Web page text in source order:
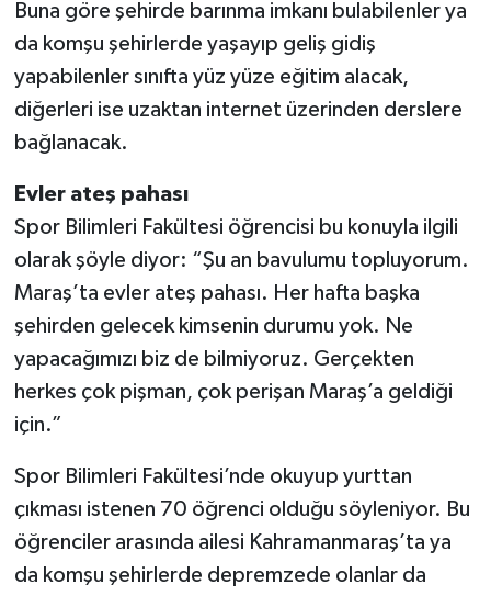
Buna göre şehirde barınma imkanı bulabilenler ya
da komşu şehirlerde yaşayıp geliş gidiş
yapabilenler sınıfta yüz yüze eğitim alacak,
diğerleri ise uzaktan internet üzerinden derslere
bağlanacak.
Evler ateş pahası
Spor Bilimleri Fakültesi öğrencisi bu konuyla ilgili
olarak şöyle diyor: “Şu an bavulumu topluyorum.
Maraş’ta evler ateş pahası. Her hafta başka
şehirden gelecek kimsenin durumu yok. Ne
yapacağımızı biz de bilmiyoruz. Gerçekten
herkes çok pişman, çok perişan Maraş’a geldiği
için.”
Spor Bilimleri Fakültesi’nde okuyup yurttan
çıkması istenen 70 öğrenci olduğu söyleniyor. Bu
öğrenciler arasında ailesi Kahramanmaraş’ta ya
da komşu şehirlerde depremzede olanlar da